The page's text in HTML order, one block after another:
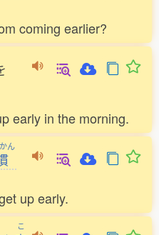
coming earlier?
early in the morning.
ん
up early.
こ